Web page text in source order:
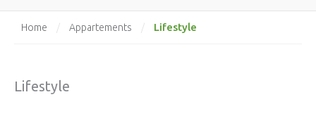
Home / Appartements / Lifestyle
Lifestyle